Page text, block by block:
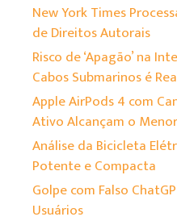
New York Times
de Direitos Autorais
Risco de ‘Apagão’ na
Cabos Submarinos é
Apple AirPods 4 com
Ativo Alcançam o
Análise da Bicicleta
Potente e Compacta
Golpe com Falso
Usuários